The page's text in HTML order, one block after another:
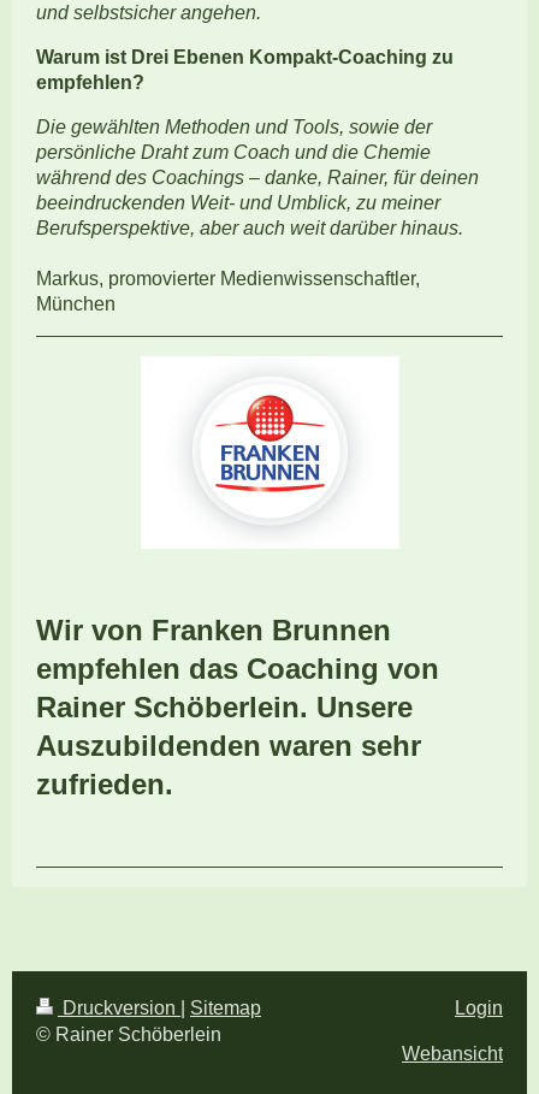
und selbstsicher angehen.
Warum ist Drei Ebenen Kompakt-Coaching zu
empfehlen?
Die gewählten Methoden und Tools, sowie der
persönliche Draht zum Coach und die Chemie
während des Coachings – danke, Rainer, für deinen
beeindruckenden Weit- und Umblick, zu meiner
Berufsperspektive, aber auch weit darüber hinaus.
Markus, promovierter Medienwissenschaftler,
München
Wir von Franken Brunnen
empfehlen das Coaching von
Rainer Schöberlein. Unsere
Auszubildenden waren sehr
zufrieden.
Druckversion
Sitemap
© Rainer Schöberlein
Login
Webansicht